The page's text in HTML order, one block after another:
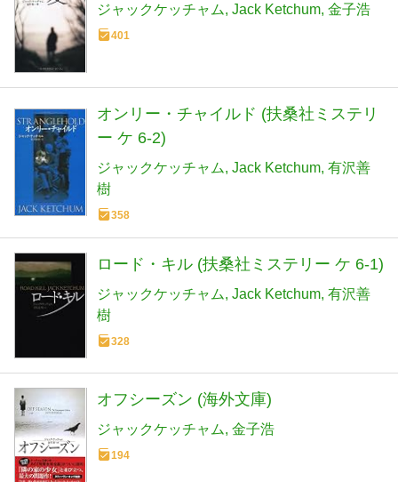
ジャックケッチャム Jack Ketchum 金子浩
401
オンリー・チャイルド (扶桑社ミステリ
ー ケ 6-2)
ジャックケッチャム Jack Ketchum 有沢善
樹
358
ロード・キル (扶桑社ミステリー ケ 6-1)
ジャックケッチャム Jack Ketchum 有沢善
樹
328
オフシーズン (海外文庫)
ジャックケッチャム 金子浩
194